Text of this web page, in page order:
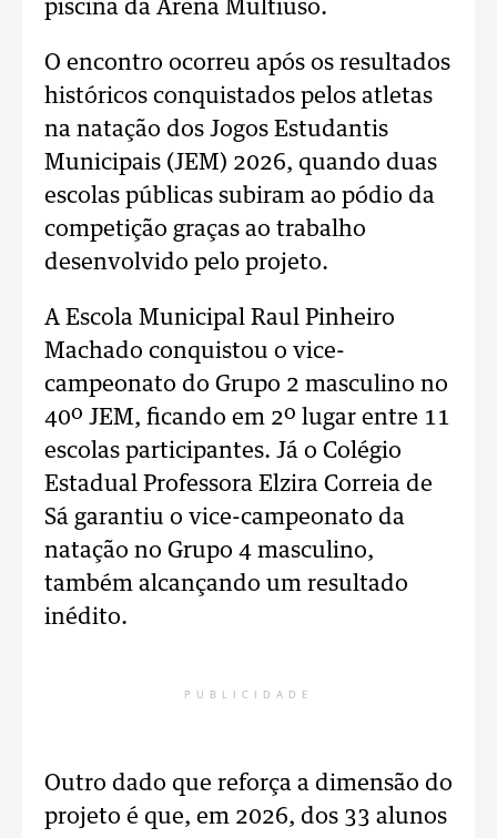
piscina da Arena Multiuso.
O encontro ocorreu após os resultados
históricos conquistados pelos atletas
na natação dos Jogos Estudantis
Municipais (JEM) 2026, quando duas
escolas públicas subiram ao pódio da
competição graças ao trabalho
desenvolvido pelo projeto.
A Escola Municipal Raul Pinheiro
Machado conquistou o vice-
campeonato do Grupo 2 masculino no
40º JEM, ficando em 2º lugar entre 11
escolas participantes. Já o Colégio
Estadual Professora Elzira Correia de
Sá garantiu o vice-campeonato da
natação no Grupo 4 masculino,
também alcançando um resultado
inédito.
PUBLICIDADE
Outro dado que reforça a dimensão do
projeto é que, em 2026, dos 33 alunos